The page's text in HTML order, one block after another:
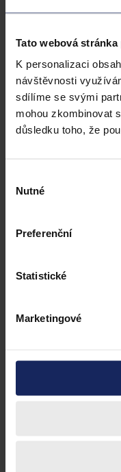
Tato webová
K personalizaci
návštěvnosti
sdílíme se svými
mohou zkombinovat
důsledku toho, že
souhlasu
Nutné
Preferenční
Statistické
Marketingové